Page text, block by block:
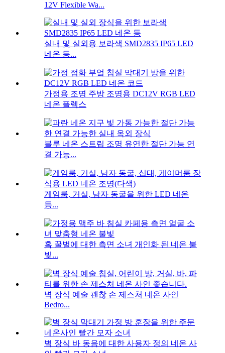
12V Flexible Wa...
실내 및 실외용 보라색 SMD2835 IP65 LED
네온 등...
가정용 조명 주방 조명용 DC12V RGB LED
네온 플렉스
블루 네온 스트립 조명 유연한 절단 가능 연
결 가능...
게임룸, 거실, 남자 동굴을 위한 LED 네온
등...
홈 꿀벌에 대한 측면 소녀 개인화 된 네온 불
빛...
벽 장식 예술 괜찮 손 제스처 네온 사인
Bedro...
벽 장식 바 동음에 대한 사용자 정의 네온 사